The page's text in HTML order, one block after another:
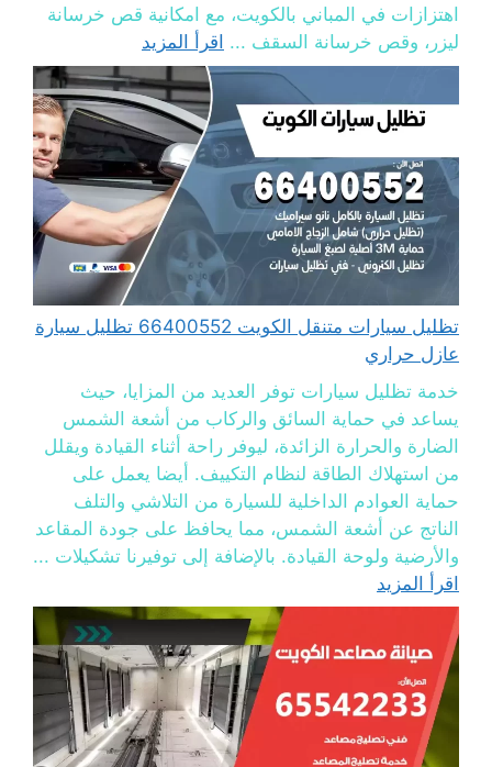
اهتزازات في المباني بالكويت، مع امكانية قص خرسانة
ليزر، وقص خرسانة السقف ... اقرأ المزيد
تظليل سيارات متنقل الكويت 66400552 تظليل سيارة
عازل حراري
خدمة تظليل سيارات توفر العديد من المزايا، حيث
يساعد في حماية السائق والركاب من أشعة الشمس
الضارة والحرارة الزائدة، ليوفر راحة أثناء القيادة ويقلل
من استهلاك الطاقة لنظام التكييف. أيضا يعمل على
حماية العوادم الداخلية للسيارة من التلاشي والتلف
الناتج عن أشعة الشمس، مما يحافظ على جودة المقاعد
والأرضية ولوحة القيادة. بالإضافة إلى توفيرنا تشكيلات ...
اقرأ المزيد